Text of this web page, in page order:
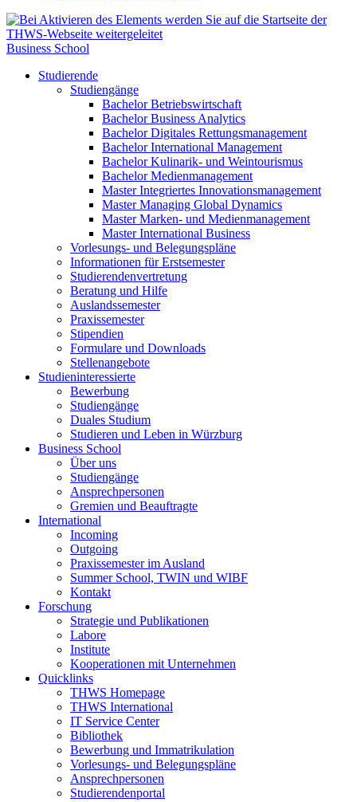
Business School
Studierende
Studiengänge
Bachelor Betriebswirtschaft
Bachelor Business Analytics
Bachelor Digitales Rettungsmanagement
Bachelor International Management
Bachelor Kulinarik- und Weintourismus
Bachelor Medienmanagement
Master Integriertes Innovationsmanagement
Master Managing Global Dynamics
Master Marken- und Medienmanagement
Master International Business
Vorlesungs- und Belegungspläne
Informationen für Erstsemester
Studierendenvertretung
Beratung und Hilfe
Auslandssemester
Praxissemester
Stipendien
Formulare und Downloads
Stellenangebote
Studieninteressierte
Bewerbung
Studiengänge
Duales Studium
Studieren und Leben in Würzburg
Business School
Über uns
Studiengänge
Ansprechpersonen
Gremien und Beauftragte
International
Incoming
Outgoing
Praxissemester im Ausland
Summer School, TWIN und WIBF
Kontakt
Forschung
Strategie und Publikationen
Labore
Institute
Kooperationen mit Unternehmen
Quicklinks
THWS Homepage
THWS International
IT Service Center
Bibliothek
Bewerbung und Immatrikulation
Vorlesungs- und Belegungspläne
Ansprechpersonen
Studierendenportal